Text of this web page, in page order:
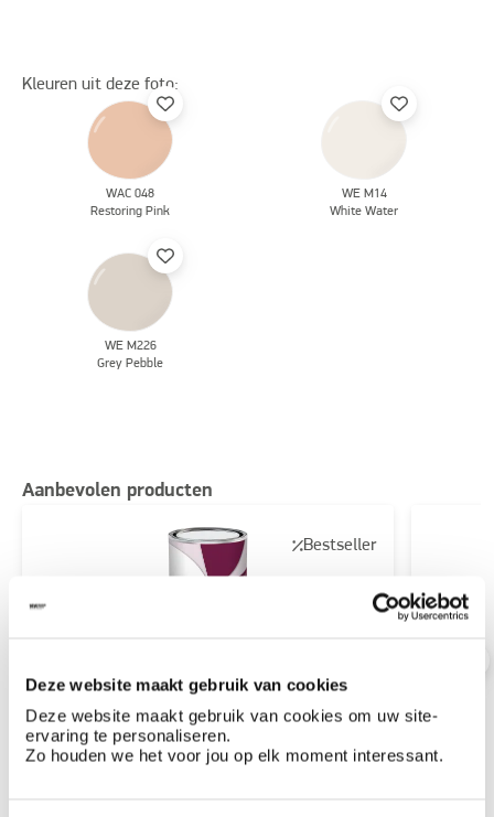
Deze website maakt gebruik van cookies
Deze website maakt gebruik van cookies om uw site-
ervaring te personaliseren.
Zo houden we het voor jou op elk moment interessant.
Kleuren uit deze foto:
WAC 048
Restoring Pink
WE M14
White Water
WE M226
Grey Pebble
Aanbevolen producten
zeer goede vloei
Bestseller